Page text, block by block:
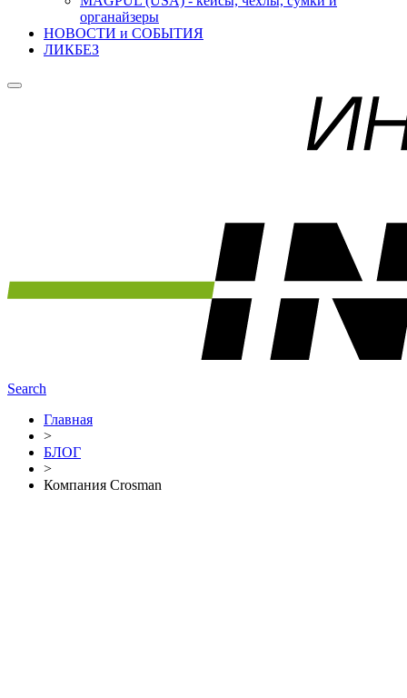
органайзеры
НОВОСТИ и СОБЫТИЯ
ЛИКБЕЗ
Search
Главная
>
БЛОГ
>
Компания Crosman